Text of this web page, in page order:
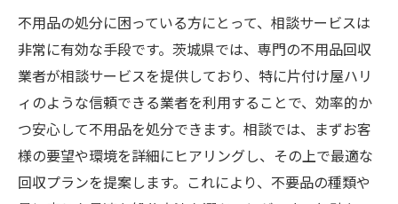
不用品の処分に困っている方にとって、相談サービスは
非常に有効な手段です。茨城県では、専門の不用品回収
業者が相談サービスを提供しており、特に片付け屋ハリ
ィのような信頼できる業者を利用することで、効率的か
つ安心して不用品を処分できます。相談では、まずお客
様の要望や環境を詳細にヒアリングし、その上で最適な
回収プランを提案します。これにより、不要品の種類や